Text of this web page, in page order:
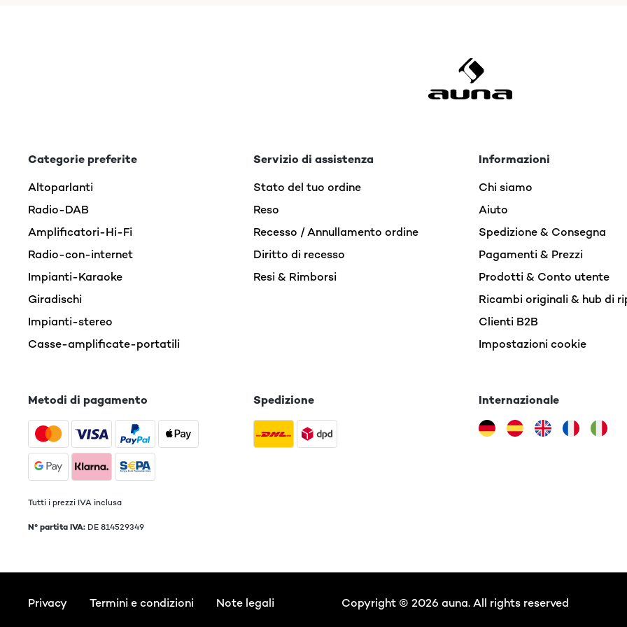
Categorie preferite
Altoparlanti
Radio-DAB
Amplificatori-Hi-Fi
Radio-con-internet
Impianti-Karaoke
Giradischi
Impianti-stereo
Casse-amplificate-portatili
Servizio di assistenza
Stato del tuo ordine
Reso
Recesso / Annullamento ordine
Diritto di recesso
Resi & Rimborsi
Informazioni
Chi siamo
Aiuto
Spedizione & Consegna
Pagamenti & Prezzi
Prodotti & Conto utente
Ricambi originali & hub di
Clienti B2B
Impostazioni cookie
Metodi di pagamento
Tutti i prezzi IVA inclusa
N° partita IVA: DE 814529349
Spedizione Internazionale
Privacy Termini e condizioni Note legali Copyright © 2026 auna. All rights reserved